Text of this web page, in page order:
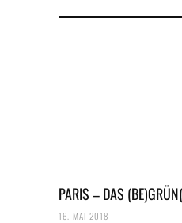
PARIS – DAS
16. MAI 2018